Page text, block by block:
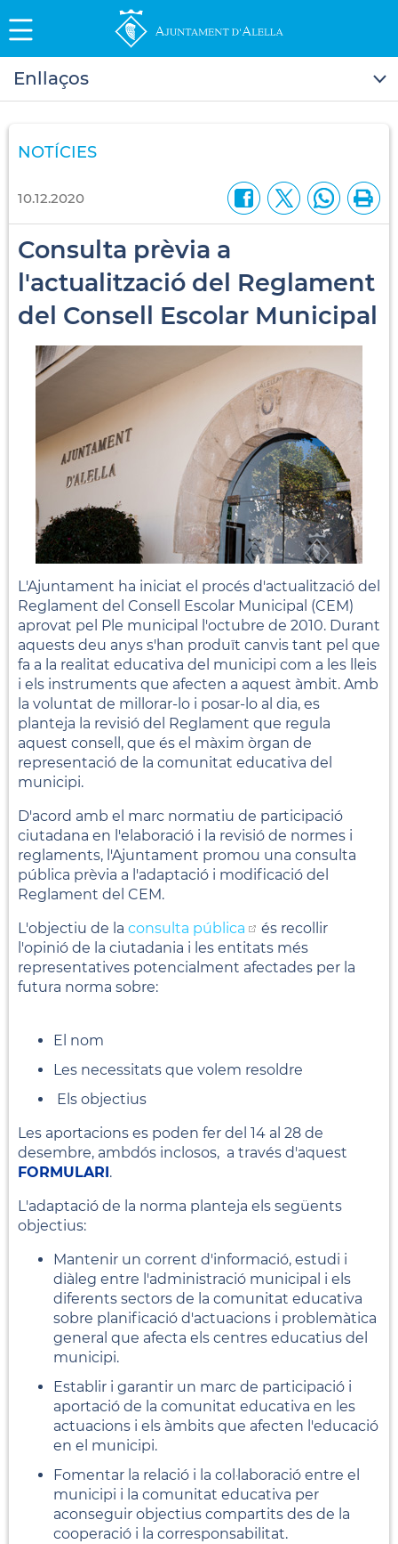
Enllaços
NOTÍCIES
10.12.2020
Consulta prèvia a
l'actualització del Reglament
del Consell Escolar Municipal
L'Ajuntament ha iniciat el procés d'actualització del
Reglament del Consell Escolar Municipal (CEM)
aprovat pel Ple municipal l'octubre de 2010. Durant
aquests deu anys s'han produït canvis tant pel que
fa a la realitat educativa del municipi com a les lleis
i els instruments que afecten a aquest àmbit. Amb
la voluntat de millorar-lo i posar-lo al dia, es
planteja la revisió del Reglament que regula
aquest consell, que és el màxim òrgan de
representació de la comunitat educativa del
municipi.
D'acord amb el marc normatiu de participació
ciutadana en l'elaboració i la revisió de normes i
reglaments, l'Ajuntament promou una consulta
pública prèvia a l'adaptació i modificació del
Reglament del CEM.
L'objectiu de la consulta pública
és recollir
l'opinió de la ciutadania i les entitats més
representatives potencialment afectades per la
futura norma sobre:
El nom
Les necessitats que volem resoldre
Els objectius
Les aportacions es poden fer del 14 al 28 de
desembre, ambdós inclosos, a través d'aquest
FORMULARI.
L'adaptació de la norma planteja els següents
objectius:
Mantenir un corrent d'informació, estudi i
diàleg entre l'administració municipal i els
diferents sectors de la comunitat educativa
sobre planificació d'actuacions i problemàtica
general que afecta els centres educatius del
municipi.
Establir i garantir un marc de participació i
aportació de la comunitat educativa en les
actuacions i els àmbits que afecten l'educació
en el municipi.
Fomentar la relació i la col·laboració entre el
municipi i la comunitat educativa per
aconseguir objectius compartits des de la
cooperació i la corresponsabilitat.